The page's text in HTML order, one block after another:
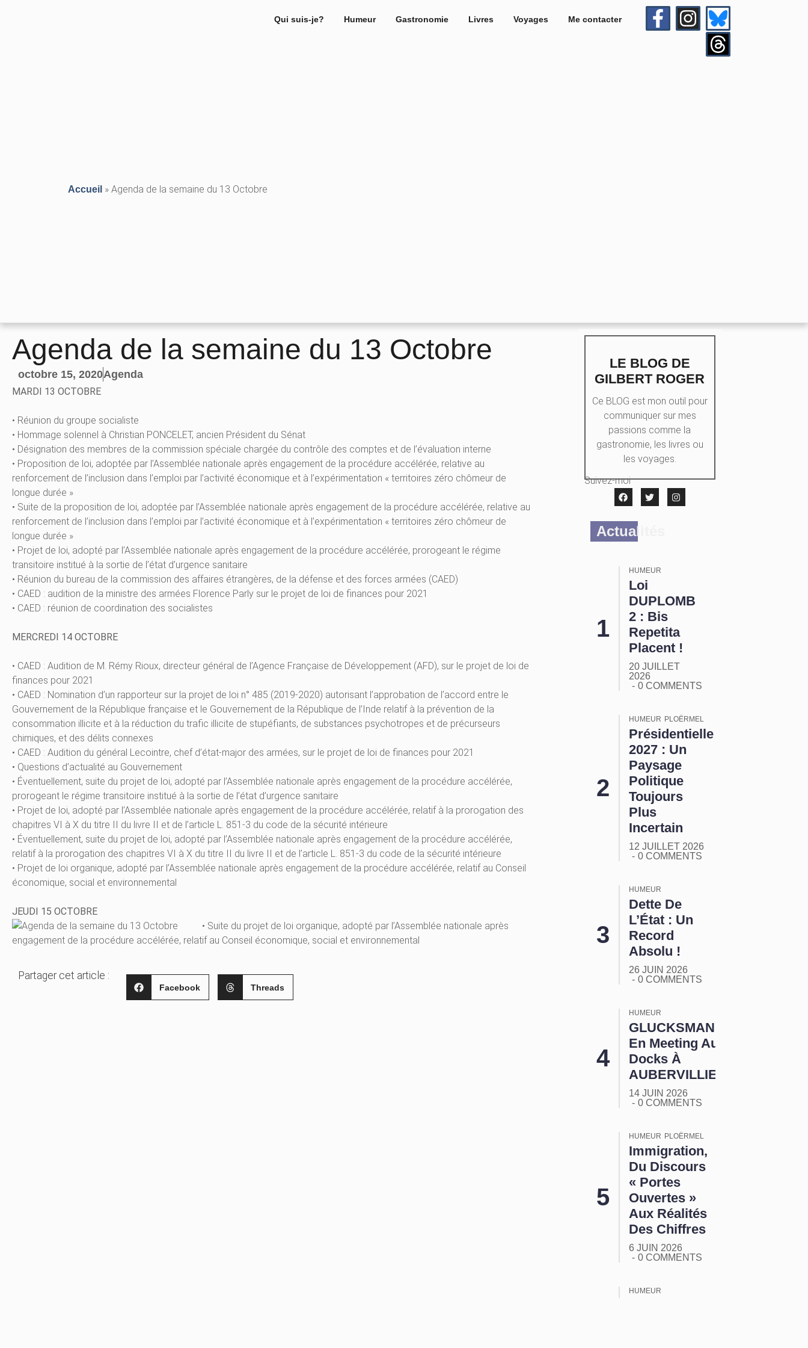
Qui suis-je? Humeur Gastronomie Livres Voyages Me contacter
Accueil » Agenda de la semaine du 13 Octobre
Agenda de la semaine du 13 Octobre
octobre 15, 2020Agenda
MARDI 13 OCTOBRE
• Réunion du groupe socialiste
• Hommage solennel à Christian PONCELET, ancien Président du Sénat
• Désignation des membres de la commission spéciale chargée du contrôle des comptes et de l’évaluation interne
• Proposition de loi, adoptée par l’Assemblée nationale après engagement de la procédure accélérée, relative au
renforcement de l’inclusion dans l’emploi par l’activité économique et à l’expérimentation « territoires zéro chômeur de
longue durée »
• Suite de la proposition de loi, adoptée par l’Assemblée nationale après engagement de la procédure accélérée, relative au
renforcement de l’inclusion dans l’emploi par l’activité économique et à l’expérimentation « territoires zéro chômeur de
longue durée »
• Projet de loi, adopté par l’Assemblée nationale après engagement de la procédure accélérée, prorogeant le régime
transitoire institué à la sortie de l’état d’urgence sanitaire
• Réunion du bureau de la commission des affaires étrangères, de la défense et des forces armées (CAED)
• CAED : audition de la ministre des armées Florence Parly sur le projet de loi de finances pour 2021
• CAED : réunion de coordination des socialistes
MERCREDI 14 OCTOBRE
• CAED : Audition de M. Rémy Rioux, directeur général de l’Agence Française de Développement (AFD), sur le projet de loi de
finances pour 2021
• CAED : Nomination d’un rapporteur sur la projet de loi n° 485 (2019-2020) autorisant l’approbation de l’accord entre le
Gouvernement de la République française et le Gouvernement de la République de l’Inde relatif à la prévention de la
consommation illicite et à la réduction du trafic illicite de stupéfiants, de substances psychotropes et de précurseurs
chimiques, et des délits connexes
• CAED : Audition du général Lecointre, chef d’état-major des armées, sur le projet de loi de finances pour 2021
• Questions d’actualité au Gouvernement
• Éventuellement, suite du projet de loi, adopté par l’Assemblée nationale après engagement de la procédure accélérée,
prorogeant le régime transitoire institué à la sortie de l’état d’urgence sanitaire
• Projet de loi, adopté par l’Assemblée nationale après engagement de la procédure accélérée, relatif à la prorogation des
chapitres VI à X du titre II du livre II et de l’article L. 851-3 du code de la sécurité intérieure
• Éventuellement, suite du projet de loi, adopté par l’Assemblée nationale après engagement de la procédure accélérée,
relatif à la prorogation des chapitres VI à X du titre II du livre II et de l’article L. 851-3 du code de la sécurité intérieure
• Projet de loi organique, adopté par l’Assemblée nationale après engagement de la procédure accélérée, relatif au Conseil
économique, social et environnemental
JEUDI 15 OCTOBRE
• Suite du projet de loi organique, adopté par l’Assemblée nationale après
engagement de la procédure accélérée, relatif au Conseil économique, social et environnemental
Partager cet article :
Facebook Threads
LE BLOG DE
GILBERT ROGER
Ce BLOG est mon outil pour
communiquer sur mes
passions comme la
gastronomie, les livres ou
les voyages.
Suivez-moi
Actualités
HUMEUR
Loi
DUPLOMB
2 : Bis
Repetita
Placent !
20 JUILLET
2026
0 COMMENTS
HUMEUR PLOËRMEL
Présidentielle
2027 : Un
Paysage
Politique
Toujours
Plus
Incertain
12 JUILLET 2026
0 COMMENTS
HUMEUR
Dette De
L’État : Un
Record
Absolu !
26 JUIN 2026
0 COMMENTS
HUMEUR
GLUCKSMANN
En Meeting Aux
Docks À
AUBERVILLIERS
14 JUIN 2026
0 COMMENTS
HUMEUR PLOËRMEL
Immigration,
Du Discours
« Portes
Ouvertes »
Aux Réalités
Des Chiffres
6 JUIN 2026
0 COMMENTS
HUMEUR